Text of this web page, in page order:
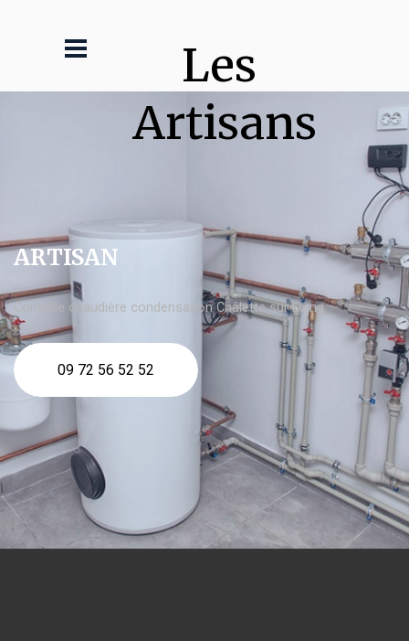
Les
Artisans
ARTISAN
Contrôle chaudière condensation Châlette sur Loing
09 72 56 52 52